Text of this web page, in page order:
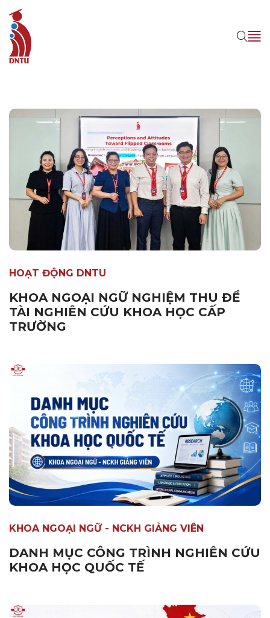
HOẠT ĐỘNG DNTU
KHOA NGOẠI NGỮ NGHIỆM THU ĐỀ
TÀI NGHIÊN CỨU KHOA HỌC CẤP
TRƯỜNG
KHOA NGOẠI NGỮ - NCKH GIẢNG VIÊN
DANH MỤC CÔNG TRÌNH NGHIÊN CỨU
KHOA HỌC QUỐC TẾ